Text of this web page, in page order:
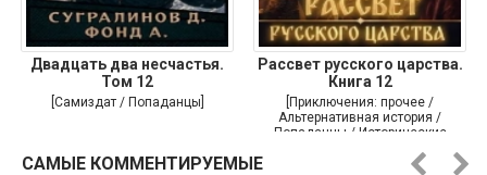
Двадцать два несчастья.
Том 12
[Самиздат / Попаданцы]
Рассвет русского царства.
Книга 12
[Приключения: прочее /
Альтернативная история /
Попаданцы / Исторические
САМЫЕ КОММЕНТИРУЕМЫЕ